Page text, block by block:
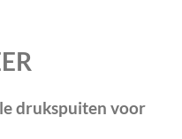
drukspuiten voor